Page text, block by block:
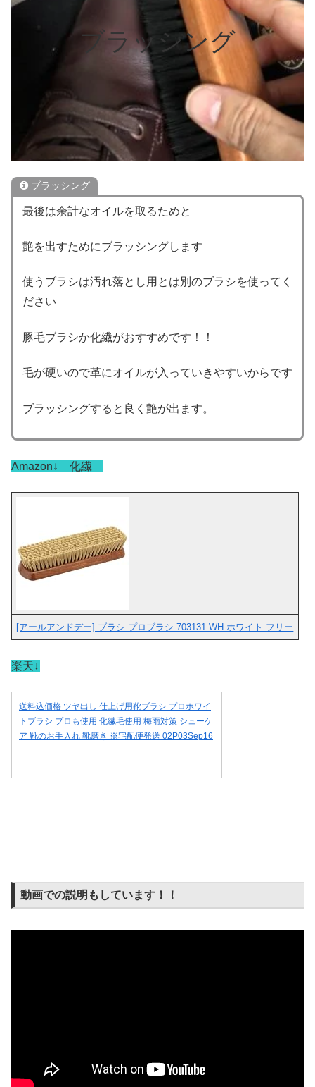
ブラッシング
ブラッシング
最後は余計なオイルを取るためと
艶を出すためにブラッシングします
使うブラシは汚れ落とし用とは別のブラシを使ってく
ださい
豚毛ブラシか化繊がおすすめです！！
毛が硬いので革にオイルが入っていきやすいからです
ブラッシングすると良く艶が出ます。
Amazon↓ 化繊
[アールアンドデー] ブラシ プロブラシ 703131 WH ホワイト フリー
楽天↓
送料込価格 ツヤ出し 仕上げ用靴ブラシ プロホワイ
トブラシ プロも使用 化繊毛使用 梅雨対策 シューケ
ア 靴のお手入れ 靴磨き ※宅配便発送 02P03Sep16
動画での説明もしています！！